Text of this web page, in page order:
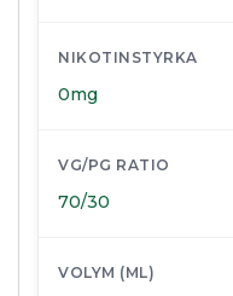
NIKOTINSTYRKA
0mg
VG/PG RATIO
70/30
VOLYM (ML)